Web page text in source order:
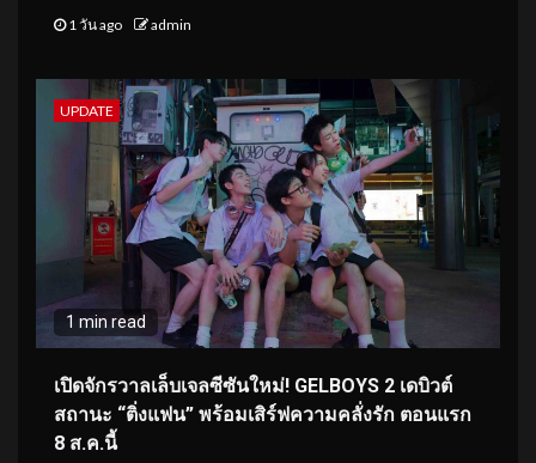
1 วัน ago admin
UPDATE
1 min read
เปิดจักรวาลเล็บเจลซีซันใหม่! GELBOYS 2 เดบิวต์
สถานะ “ติ่งแฟน” พร้อมเสิร์ฟความคลั่งรัก ตอนแรก
8 ส.ค.นี้